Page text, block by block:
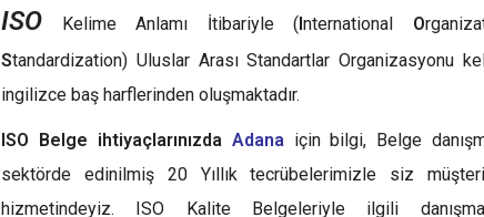
ISO Kelime Anlamı İtibariyle (International O
Standardization) Uluslar Arası Standartlar Organizasyonu
ingilizce baş harflerinden oluşmaktadır.
ISO Belge ihtiyaçlarınızda Adanaiçin bilgi, Belge
sektörde edinilmiş 20 Yıllık tecrübelerimizle siz
hizmetindeyiz. ISO Kalite Belgeleriyle ilgili